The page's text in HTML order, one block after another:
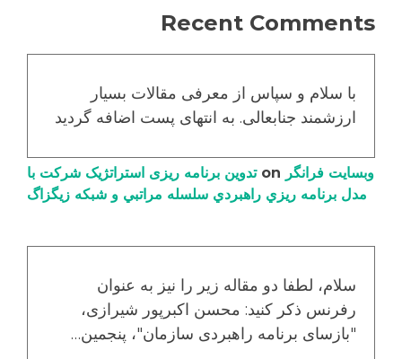
Recent Comments
با سلام و سپاس از معرفی مقالات بسیار
ارزشمند جنابعالی. به انتهای پست اضافه گردید
وبسایت فرانگر
تدوین برنامه ریزی استراتژیک شرکت با
مدل برنامه ریزي راهبردي سلسله مراتبي و شبکه زیگزاگ
سلام، لطفا دو مقاله زیر را نیز به عنوان
رفرنس ذکر کنید: محسن اکبرپور شیرازی،
"بازسای برنامه راهبردی سازمان"، پنجمین…